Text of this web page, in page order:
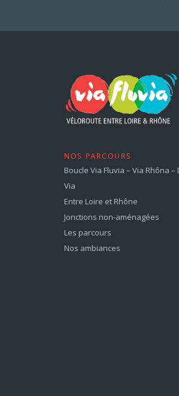
NOS PARCOURS
Boucle Via Fluvia – Via Rhôna –
Via
Entre Loire et Rhône
Jonctions non-aménagées
Les parcours
Nos ambiances